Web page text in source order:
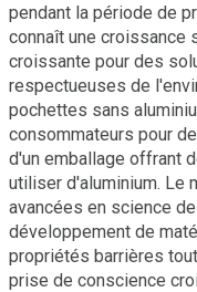
pendant la période de
connaît une croissance
croissante pour des
respectueuses de
pochettes sans
consommateurs pour
d'un emballage offrant
utiliser d'aluminium. Le
avancées en science
développement de
propriétés barrières
prise de conscience